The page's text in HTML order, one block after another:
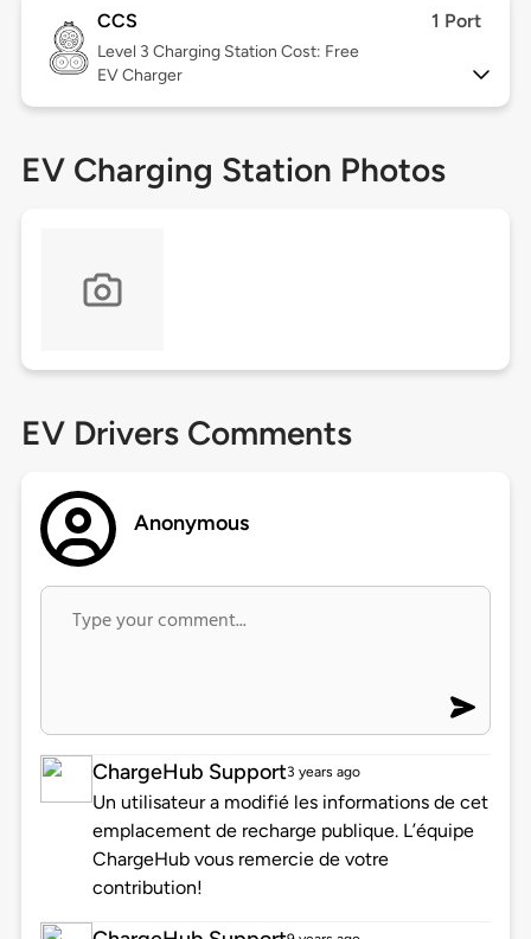
CCS 1 Port
Level 3 Charging Station Cost: Free
EV Charger
EV Charging Station Photos
EV Drivers Comments
Anonymous
ChargeHub Support3 years ago
Un utilisateur a modifié les informations de cet
emplacement de recharge publique. L’équipe
ChargeHub vous remercie de votre
contribution!